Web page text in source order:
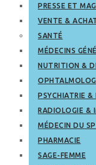
PRESSE ET
VENTE &
SANTÉ
MÉDECINS
NUTRITION &
PSYCHIATRIE &
RADIOLOGIE &
MÉDECIN DU
PHARMACIE
SAGE-FEMME